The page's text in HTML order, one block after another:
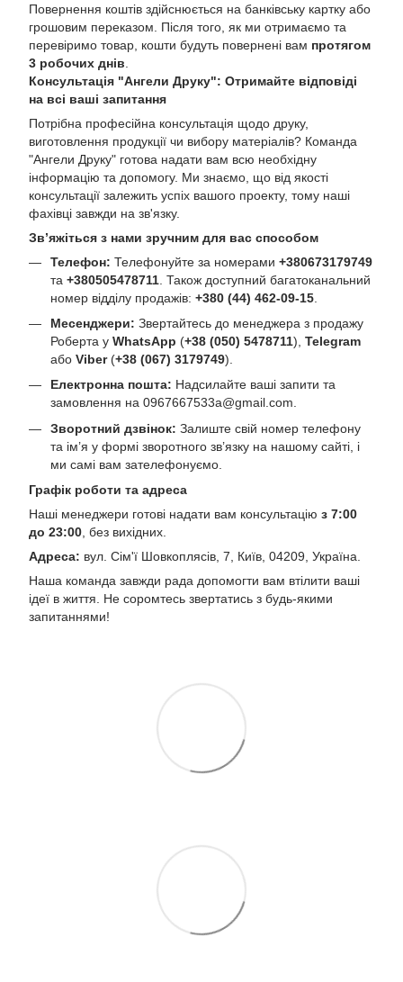
Повернення коштів здійснюється на банківську картку або
грошовим переказом. Після того, як ми отримаємо та
перевіримо товар, кошти будуть повернені вам протягом
3 робочих днів
Консультація "Ангели Друку": Отримайте відповіді
на всі ваші запитання
Потрібна професійна консультація щодо друку,
виготовлення продукції чи вибору матеріалів? Команда
"Ангели Друку" готова надати вам всю необхідну
інформацію та допомогу. Ми знаємо, що від якості
консультації залежить успіх вашого проекту, тому наші
фахівці завжди на зв'язку.
Зв’яжіться з нами зручним для вас способом
Телефон: Телефонуйте за номерами +380673179749
та +380505478711 . Також доступний багатоканальний
номер відділу продажів: +380 (44) 462-09-15
Месенджери: Звертайтесь до менеджера з продажу
Роберта у WhatsApp (+38 (050) 5478711), Telegram
або Viber(+38 (067) 3179749).
Електронна пошта: Надсилайте ваші запити та
замовлення на 0967667533a@gmail.com.
Зворотний дзвінок: Залиште свій номер телефону
та ім’я у формі зворотного зв’язку на нашому сайті, і
ми самі вам зателефонуємо.
Графік роботи та адреса
Наші менеджери готові надати вам консультацію з 7:00
до 23:00, без вихідних.
Адреса: вул. Сім'ї Шовкоплясів, 7, Київ, 04209, Україна.
Наша команда завжди рада допомогти вам втілити ваші
ідеї в життя. Не соромтесь звертатись з будь-якими
запитаннями!